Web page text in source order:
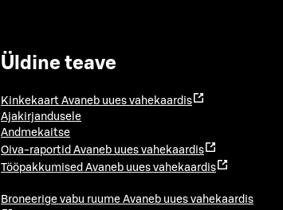
Üldine teave
Kinkekaart Avaneb uues vahekaardis
Ajakirjandusele
Andmekaitse
Oiva-raportid Avaneb uues vahekaardis
Tööpakkumised Avaneb uues vahekaardis
Broneerige vabu ruume Avaneb uues vahekaardis